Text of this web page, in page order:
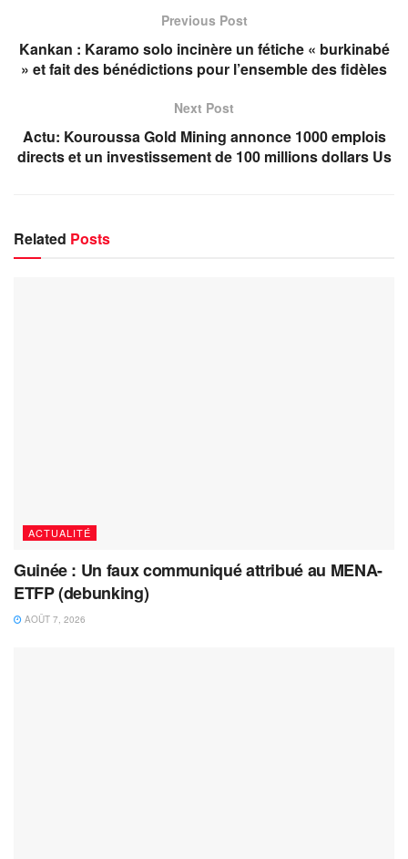
Previous Post
Kankan : Karamo solo incinère un fétiche « burkinabé
» et fait des bénédictions pour l’ensemble des fidèles
Next Post
Actu: Kouroussa Gold Mining annonce 1000 emplois
directs et un investissement de 100 millions dollars Us
Related Posts
ACTUALITÉ
Guinée : Un faux communiqué attribué au MENA-
ETFP (debunking)
AOÛT 7, 2026